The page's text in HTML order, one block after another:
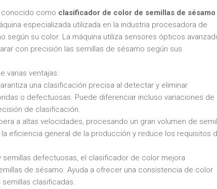
conocido como clasificador de color de semillas de sésamo
especializada utilizada en la industria procesadora de
según su color. La máquina utiliza sensores ópticos
con precisión las semillas de sésamo según sus
varias ventajas:
una clasificación precisa al detectar y eliminar
o defectuosas. Puede diferenciar incluso variaciones de
de clasificación.
a altas velocidades, procesando un gran volumen de
eficiencia general de la producción y reduce los requisitos
semillas defectuosas, el clasificador de color mejora
de sésamo. Ayuda a ofrecer una consistencia de color
clasificadas.